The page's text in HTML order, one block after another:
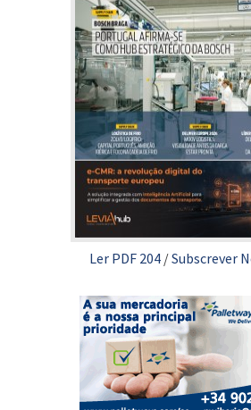
Ler PDF 204 /Subscrever